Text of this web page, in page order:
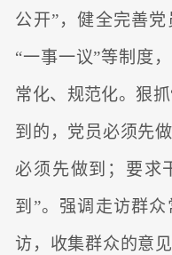
公开”，健全完善党
“一事一议”等制度
常化、规范化。狠
到的，党员必须先
必须先做到；要求
到”。强调走访群
访，收集群众的意